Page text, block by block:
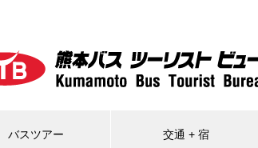
バスツアー 交通 + 宿